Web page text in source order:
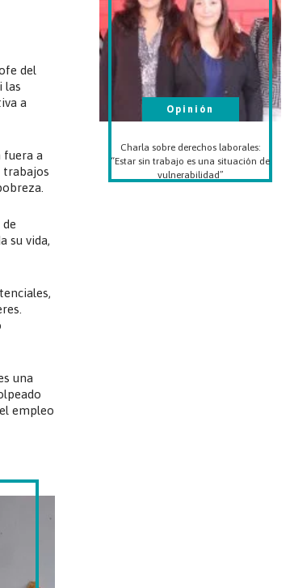
del
las
a
fuera a
trabajos
su vida,
una
empleo
Charla sobre derechos laborales:
“Estar sin trabajo es una situación de
vulnerabilidad”
Opinión